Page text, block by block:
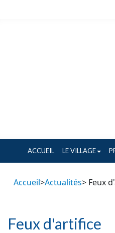
ACCUEIL LE VILLAGE
Accueil>Actualités> Feux
Feux d'artifice